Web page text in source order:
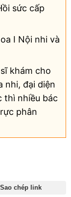
sức cấp
I Nội nhi và
khám cho
nhi, đại diện
thì nhiều bác
phân
Sao chép link